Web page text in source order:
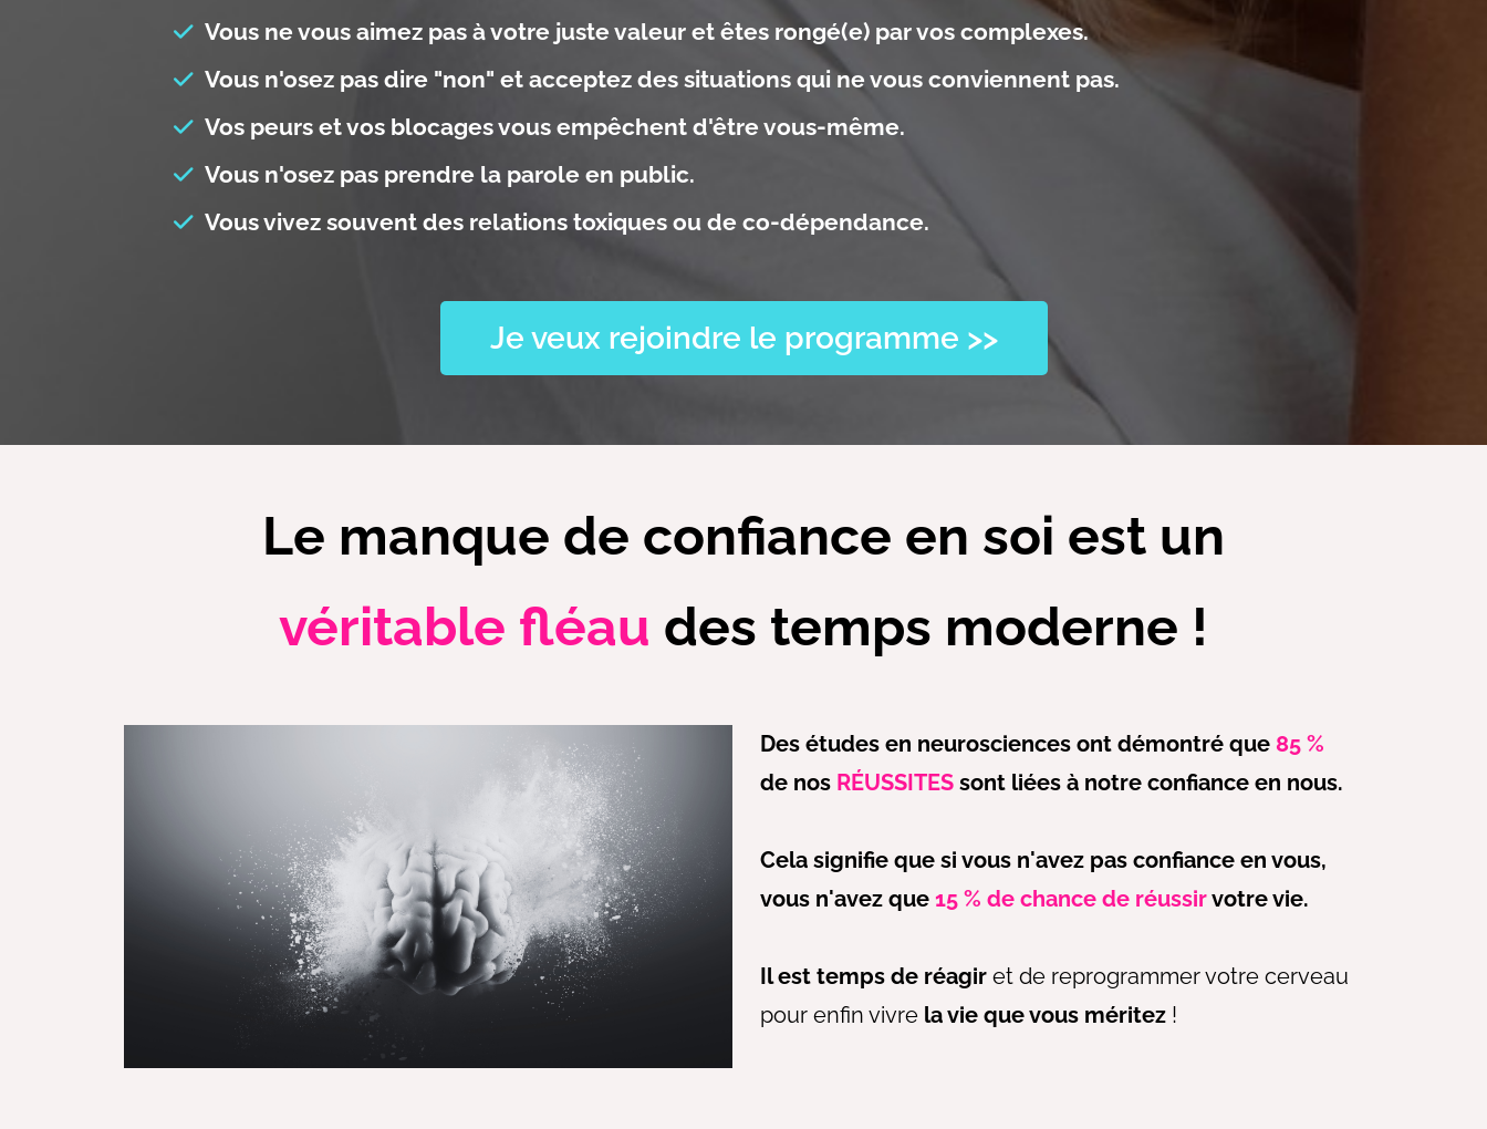
Vous ne vous aimez pas à votre juste valeur et êtes rongé(e) par vos complexes.
Vous n'osez pas dire "non" et acceptez des situations qui ne vous conviennent pas.
Vos peurs et vos blocages vous empêchent d'être vous-même.
Vous n'osez pas prendre la parole en public.
Vous vivez souvent des relations toxiques ou de co-dépendance.
Je veux rejoindre le programme >>
Le manque de confiance en soi est un
véritable fléau des temps moderne !
Des études en neurosciences ont démontré que 85 %
de nos RÉUSSITES sont liées à notre confiance en nous.
Cela signifie que si vous n'avez pas confiance en vous,
vous n'avez que 15 % de chance de réussirvotre vie.
Il est temps de réagir et de reprogrammer votre cerveau
pour enfin vivre la vie que vous méritez !